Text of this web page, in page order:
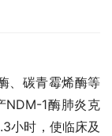
、碳青霉烯酶等
NDM-1酶肺炎克
小时，使临床及